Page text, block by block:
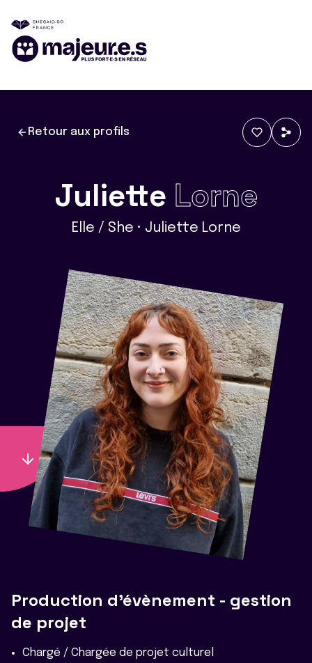
Retour aux profils
Juliette Lorne
Elle / She • Juliette Lorne
Production d'évènement - gestion
de projet
Chargé / Chargée de projet culturel